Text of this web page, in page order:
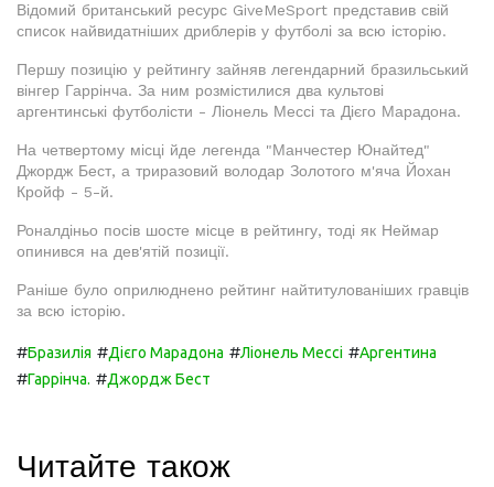
Відомий британський ресурс GiveMeSport представив свій
список найвидатніших дриблерів у футболі за всю історію.
Першу позицію у рейтингу зайняв легендарний бразильський
вінгер Гаррінча. За ним розмістилися два культові
аргентинські футболісти - Ліонель Мессі та Дієго Марадона.
На четвертому місці йде легенда "Манчестер Юнайтед"
Джордж Бест, а триразовий володар Золотого м'яча Йохан
Кройф - 5-й.
Роналдіньо посів шосте місце в рейтингу, тоді як Неймар
опинився на дев'ятій позиції.
Раніше було оприлюднено рейтинг найтитулованіших гравців
за всю історію.
#Бразилія #Дієго Марадона #Ліонель Мессі #Аргентина
#Гаррінча. #Джордж Бест
Читайте також